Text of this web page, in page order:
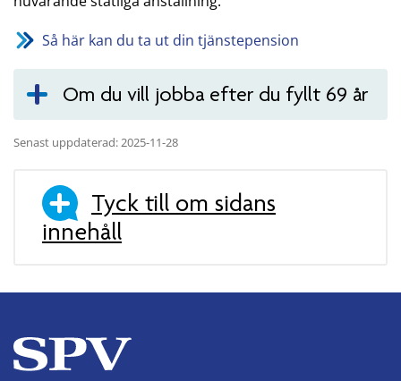
Så här kan du ta ut din tjänstepension
Om du vill jobba efter du fyllt 69 år
Senast uppdaterad: 2025-11-28
Tyck till om sidans
innehåll